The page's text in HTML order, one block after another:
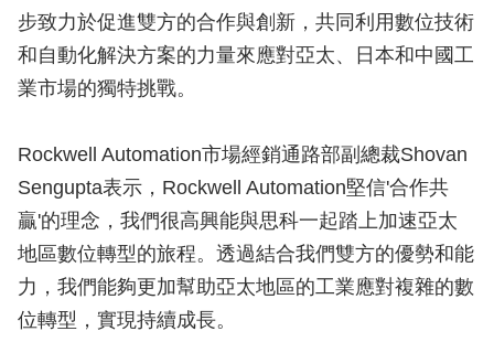
步致力於促進雙方的合作與創新，共同利用數位技術
和自動化解決方案的力量來應對亞太、日本和中國工
業市場的獨特挑戰。
Rockwell Automation市場經銷通路部副總裁Shovan
Sengupta表示，Rockwell Automation堅信'合作共
贏'的理念，我們很高興能與思科一起踏上加速亞太
地區數位轉型的旅程。透過結合我們雙方的優勢和能
力，我們能夠更加幫助亞太地區的工業應對複雜的數
位轉型，實現持續成長。